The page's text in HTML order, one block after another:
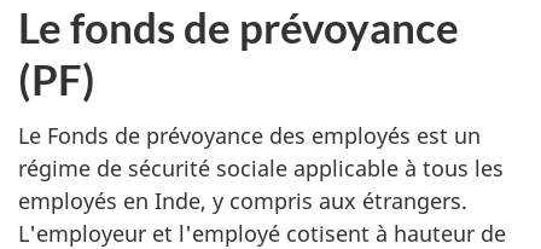
Le fonds de prévoyance
(PF)
Le Fonds de prévoyance des employés est un
régime de sécurité sociale applicable à tous les
employés en Inde, y compris aux étrangers.
L'employeur et l'employé cotisent à hauteur de